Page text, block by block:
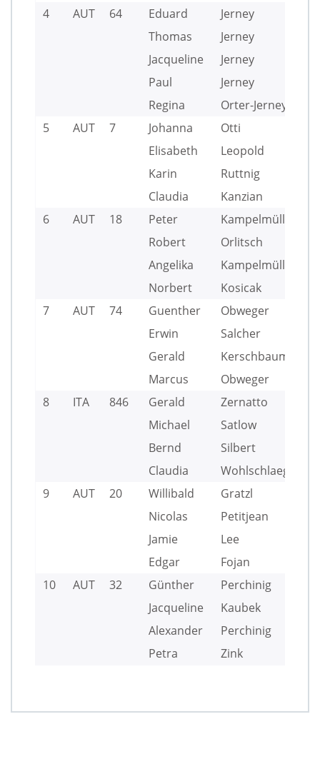
4
AUT 64 Eduard Jerney
Thomas
Jerney
Jacqueline
Jerney
Paul
Jerney
Regina
Orter-Jerney
5
AUT 7 Johanna Otti
Elisabeth
Leopold
Karin
Ruttnig
Claudia
Kanzian
6
AUT 18 Peter Kampelmüller
Robert
Orlitsch
Angelika
Kampelmüller
Norbert
Kosicak
7
AUT 74 Guenther Obweger
Erwin
Salcher
Gerald
Kerschbaumer
Marcus
Obweger
8
ITA 846 Gerald Zernatto
Michael
Satlow
Bernd
Silbert
Claudia
Wohlschlaegl
9
AUT 20 Willibald Gratzl
Nicolas
Petitjean
Jamie
Lee
Edgar
Fojan
10
AUT 32 Günther Perchinig
Jacqueline
Kaubek
Alexander
Perchinig
Petra
Zink